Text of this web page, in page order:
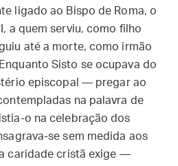
ligado ao Bispo de Roma, o
a quem serviu, como filho
até a morte, como irmão
Sisto se ocupava do
episcopal — pregar ao
na palavra de
o na celebração dos
se sem medida aos
caridade cristã exige —